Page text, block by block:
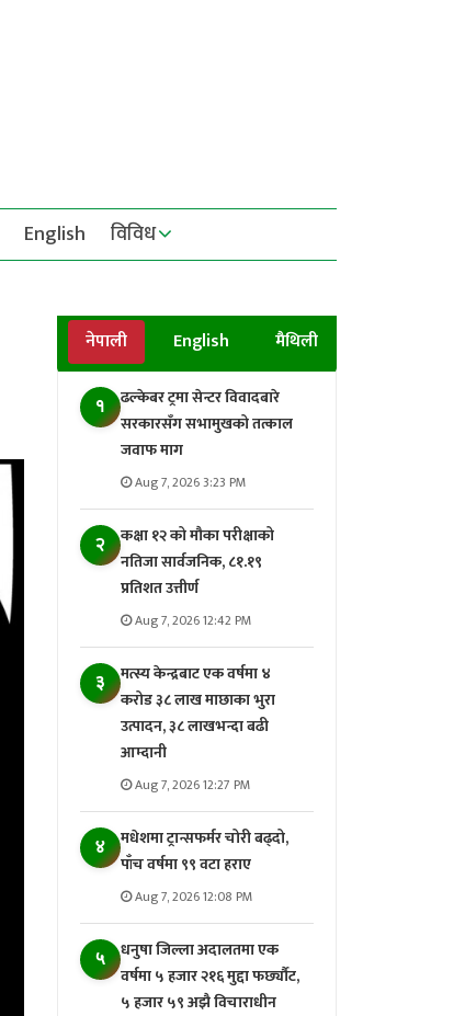
English विविध
नेपाली English मैथिली
१
ढल्केबर ट्रमा सेन्टर विवादबारे
सरकारसँग सभामुखको तत्काल
जवाफ माग
Aug 7, 2026 3:23 PM
२
कक्षा १२ को मौका परीक्षाको
नतिजा सार्वजनिक, ८१.१९
प्रतिशत उत्तीर्ण
Aug 7, 2026 12:42 PM
३
मत्स्य केन्द्रबाट एक वर्षमा ४
करोड ३८ लाख माछाका भुरा
उत्पादन, ३८ लाखभन्दा बढी
आम्दानी
Aug 7, 2026 12:27 PM
४
मधेशमा ट्रान्सफर्मर चोरी बढ्दो,
पाँच वर्षमा ९९ वटा हराए
Aug 7, 2026 12:08 PM
५
धनुषा जिल्ला अदालतमा एक
वर्षमा ५ हजार २१६ मुद्दा फर्छ्यौट,
५ हजार ५९ अझै विचाराधीन